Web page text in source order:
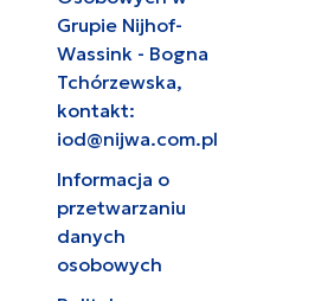
Grupie Nijhof-
Wassink - Bogna
Tchórzewska,
kontakt:
iod@nijwa.com.pl
Informacja o
przetwarzaniu
danych
osobowych